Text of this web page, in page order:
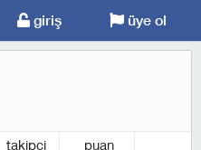
giriş üye ol
takipçi puan